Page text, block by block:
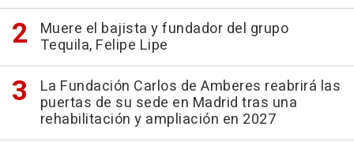
Muere el bajista y fundador del grupo
Tequila, Felipe Lipe
La Fundación Carlos de Amberes reabrirá las
puertas de su sede en Madrid tras una
rehabilitación y ampliación en 2027